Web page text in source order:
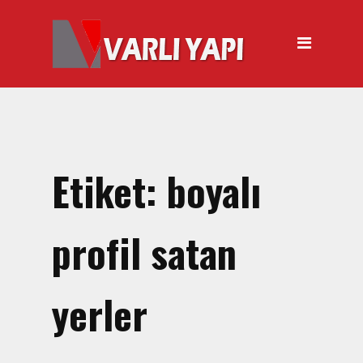
ANASAYFA
HAKKIMIZDA
Tabancası
El Arabası Satışı – Toptan,
Perakende Satış
İnşaat Küreği
Balyoz Malzemesi Satışı
Etiket: boyalı
profil satan
yerler